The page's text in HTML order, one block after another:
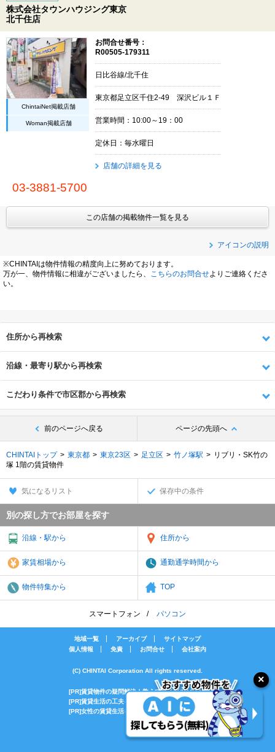
株式会社タウンハウジング東京
北千住店
ChintaiNet掲載店舗
Woman掲載店舗
お問合せ番号：
R00505-179311
日比谷線/北千住
東京都足立区千住2-49 深沢ビル１Ｆ
営業時間：10:00～19：00
定休日：毎水曜日
店舗の詳細を見る
03-3881-5700
この店舗の掲載物件一覧を見る
アイコンの説明
※CHINTAIは物件情報の精度向上に努めております。
万が一、物件情報に相違がございましたら、
こちらのお問合せよりご連絡くださ
い。
住所から再検索
沿線・最寄り駅から再検索
こだわり条件で市区郡から再検索
前のページへ戻る ページの先頭へ
CHINTAIトップ 東京都 東京23区 足立区 竹ノ塚駅
リブリ・SK竹の
塚 1階の賃貸物件
気になるリスト 保存中の条件
別の探し方でお部屋を探す
沿線・駅から 住所から
家賃相場から 通勤通学時間から
物件特集から TOP
スマートフォン パソコン
地域一覧 アーカイブ
サイトマップ
個人情報
免責 お問合せ 会社案内
(C) CHINTAI Corporation All rights reserved.
[PR]賃貸物件の疑問解決！教えてエイブルAGENT
[PR]賃貸生活の工夫を紹介！CHINTAI情報局
[PR]女性の賃貸生活を応援！Woman.CHINTAI